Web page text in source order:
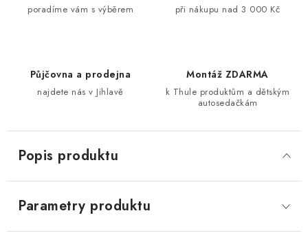
poradíme vám s výběrem při nákupu nad 3 000 Kč
Půjčovna a prodejna
najdete nás v Jihlavě
Montáž ZDARMA
k Thule produktům a dětským
autosedačkám
Popis produktu
Parametry produktu